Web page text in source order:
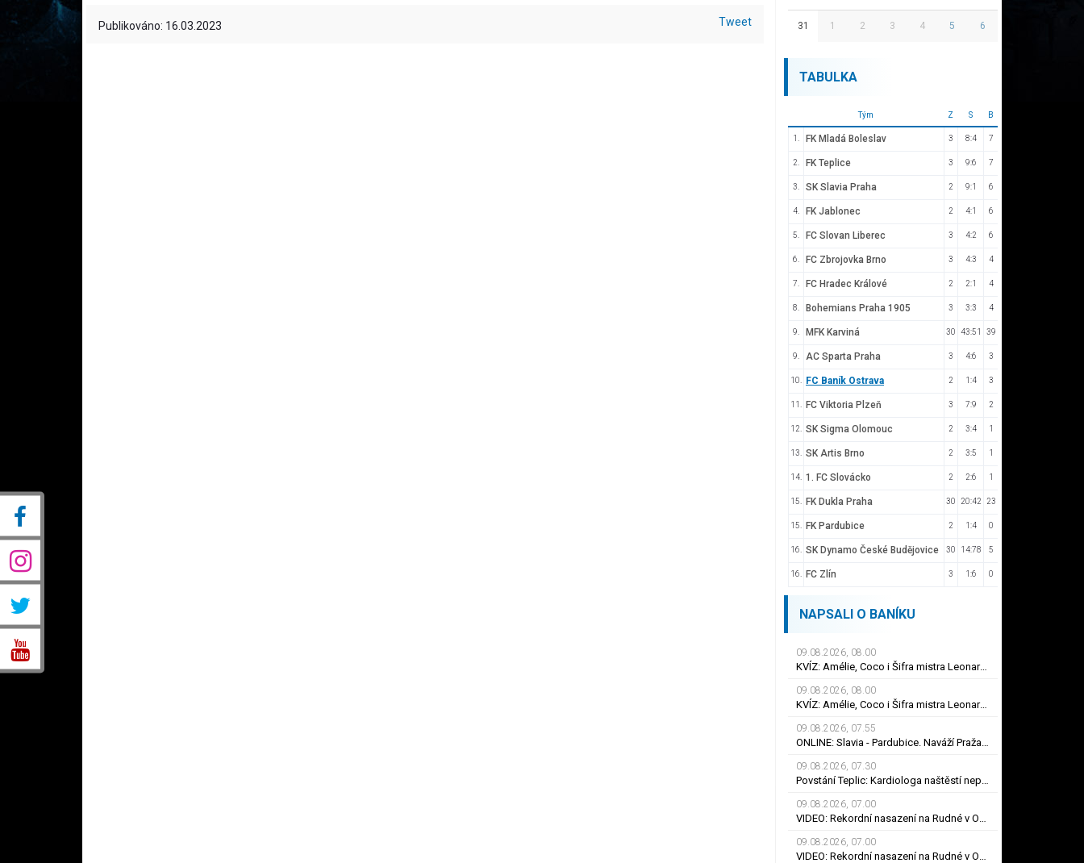
Publikováno: 16.03.2023 Tweet 31 1 2 3 4 5 6
TABULKA
Tým Z S B
1. FK Mladá Boleslav 3 8:4 7
2. FK Teplice 3 9:6 7
3. SK Slavia Praha 2 9:1 6
4. FK Jablonec 2 4:1 6
5. FC Slovan Liberec 3 4:2 6
6. FC Zbrojovka Brno 3 4:3 4
7. FC Hradec Králové 2 2:1 4
8. Bohemians Praha 1905 3 3:3 4
9. MFK Karviná 30 43:51 39
9. AC Sparta Praha 3 4:6 3
10. FC Baník Ostrava 2 1:4 3
11. FC Viktoria Plzeň 3 7:9 2
12. SK Sigma Olomouc 2 3:4 1
13. SK Artis Brno 2 3:5 1
14. 1. FC Slovácko 2 2:6 1
15. FK Dukla Praha 30 20:42 23
15. FK Pardubice 2 1:4 0
16. SK Dynamo České Budějovice 30 14:78 5
16. FC Zlín 3 1:6 0
NAPSALI O BANÍKU
09.08.2026, 08.00
KVÍZ: Amélie, Coco i Šifra mistra Leonarda. Co víte o Audrey Tautouové?
09.08.2026, 08.00
KVÍZ: Amélie, Coco i Šifra mistra Leonarda. Co víte o Audrey Tautouové?
09.08.2026, 07.55
ONLINE: Slavia - Pardubice. Naváží Pražané na dosavadní jízdu, nebo překvapí Východočeši?
09.08.2026, 07.30
Povstání Teplic: Kardiologa naštěstí nepotřebuji, smál se Frťala. Promluvil o zájmu Plzně
09.08.2026, 07.00
VIDEO: Rekordní nasazení na Rudné v Ostravě. Ve vedrech pracuje až 120 silničářů
09.08.2026, 07.00
VIDEO: Rekordní nasazení na Rudné v Ostravě. Ve vedrech pracuje až 120 silničářů